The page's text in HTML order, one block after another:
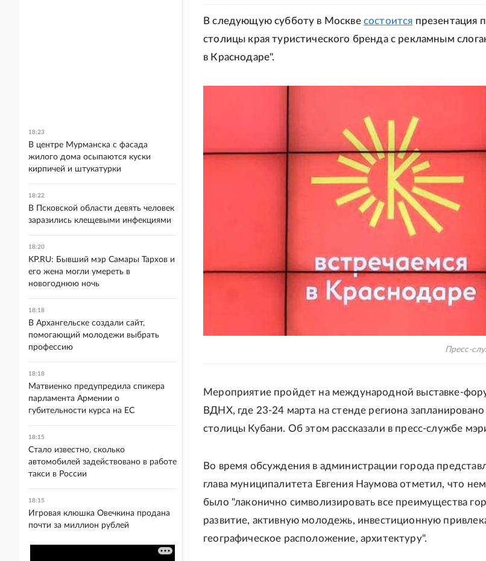
В следующую субботу в Москве состоится презентация
столицы края туристического бренда с рекламным
в Краснодаре".
Пресс-
Мероприятие пройдет на международной выставке-
ВДНХ, где 23-24 марта на стенде региона
столицы Кубани. Об этом рассказали в пресс-службе
Во время обсуждения в администрации города
глава муниципалитета Евгения Наумова отметил, что
было "лаконично символизировать все преимущества
развитие, активную молодежь, инвестиционную
географическое расположение, архитектуру".
18:23
В центре Мурманска с фасада
жилого дома осыпаются куски
кирпичей и штукатурки
18:22
В Псковской области девять человек
заразились клещевыми инфекциями
18:20
KP.RU: Бывший мэр Самары Тархов и
его жена могли умереть в
новогоднюю ночь
18:18
В Архангельске создали сайт,
помогающий молодежи выбрать
профессию
18:18
Матвиенко предупредила спикера
парламента Армении о
губительности курса на ЕС
18:15
Стало известно, сколько
автомобилей задействовано в работе
такси в России
18:15
Игровая клюшка Овечкина продана
почти за миллион рублей